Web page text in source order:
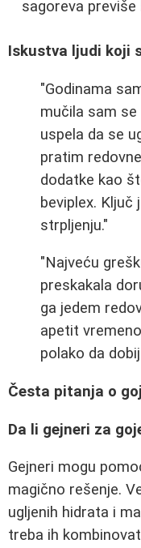
sagoreva previše
Iskustva ljudi koji
"Godinama
mučila sam
uspela da se
pratim
dodatke kao
beviplex. Ključ
strpljenju."
"Najveću
preskakala
ga jedem
apetit
polako da
Česta pitanja o
Da li gejneri za
Gejneri mogu
magično rešenje.
ugljenih hidrata i
treba ih